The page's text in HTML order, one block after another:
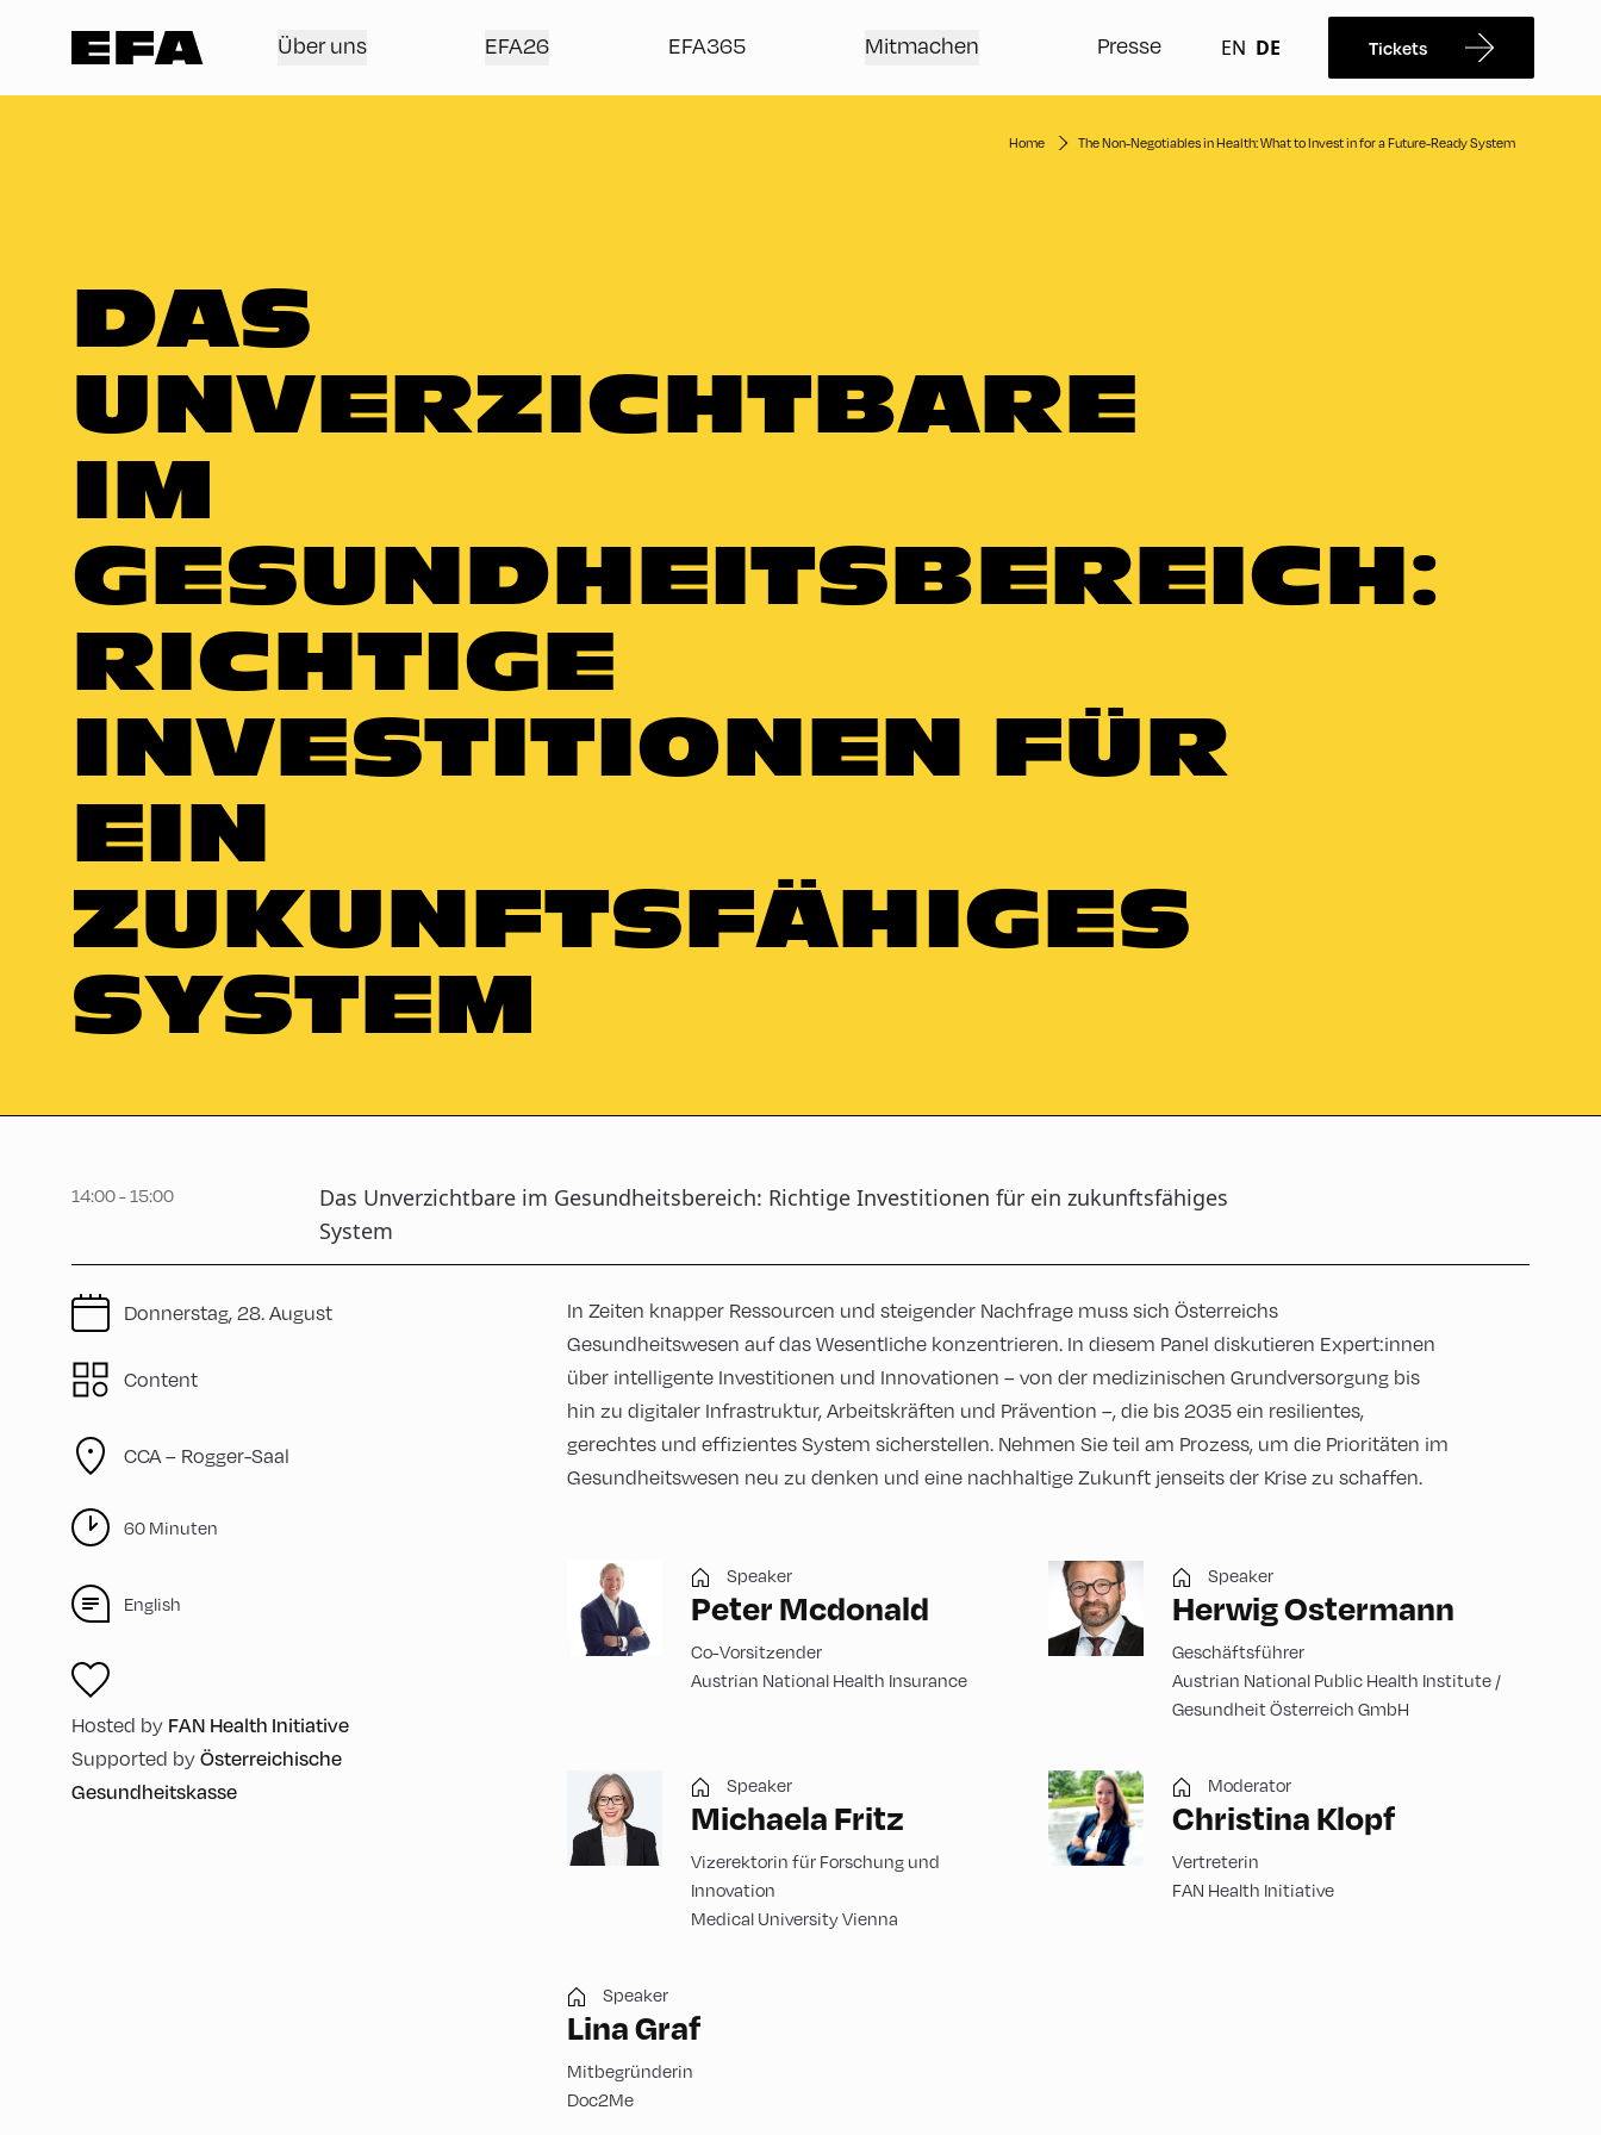
Über uns EFA26 EFA365 Mitmachen Presse EN DE Tickets
Home The Non-Negotiables in Health: What to Invest in for a Future-Ready System
DAS
UNVERZICHTBARE
IM
GESUNDHEITSBEREICH:
RICHTIGE
INVESTITIONEN FÜR
EIN
ZUKUNFTSFÄHIGES
SYSTEM
14:00 - 15:00
Das Unverzichtbare im Gesundheitsbereich: Richtige Investitionen für ein zukunftsfähiges
System
Donnerstag, 28. August
Content
CCA – Rogger-Saal
60 Minuten
English
Hosted by FAN Health Initiative
Supported byÖsterreichische
Gesundheitskasse
In Zeiten knapper Ressourcen und steigender Nachfrage muss sich Österreichs
Gesundheitswesen auf das Wesentliche konzentrieren. In diesem Panel diskutieren Expert:innen
über intelligente Investitionen und Innovationen – von der medizinischen Grundversorgung bis
hin zu digitaler Infrastruktur, Arbeitskräften und Prävention –, die bis 2035 ein resilientes,
gerechtes und effizientes System sicherstellen. Nehmen Sie teil am Prozess, um die Prioritäten im
Gesundheitswesen neu zu denken und eine nachhaltige Zukunft jenseits der Krise zu schaffen.
Speaker
Peter Mcdonald
Co-Vorsitzender
Austrian National Health Insurance
Speaker
Herwig Ostermann
Geschäftsführer
Austrian National Public Health Institute /
Gesundheit Österreich GmbH
Speaker
Michaela Fritz
Vizerektorin für Forschung und
Innovation
Medical University Vienna
Moderator
Christina Klopf
Vertreterin
FAN Health Initiative
Speaker
Lina Graf
Mitbegründerin
Doc2Me